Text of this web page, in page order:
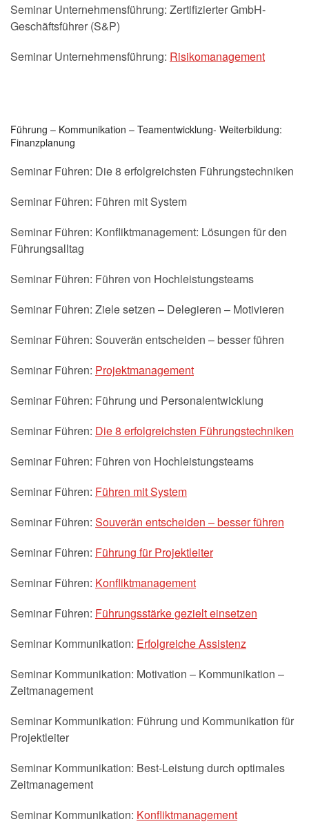
Seminar Unternehmensführung: Zertifizierter GmbH-
Geschäftsführer (S&P)
Seminar Unternehmensführung: Risikomanagement
Führung – Kommunikation – Teamentwicklung- Weiterbildung:
Finanzplanung
Seminar Führen: Die 8 erfolgreichsten Führungstechniken
Seminar Führen: Führen mit System
Seminar Führen: Konfliktmanagement: Lösungen für den
Führungsalltag
Seminar Führen: Führen von Hochleistungsteams
Seminar Führen: Ziele setzen – Delegieren – Motivieren
Seminar Führen: Souverän entscheiden – besser führen
Seminar Führen: Projektmanagement
Seminar Führen: Führung und Personalentwicklung
Seminar Führen: Die 8 erfolgreichsten Führungstechniken
Seminar Führen: Führen von Hochleistungsteams
Seminar Führen: Führen mit System
Seminar Führen: Souverän entscheiden – besser führen
Seminar Führen: Führung für Projektleiter
Seminar Führen: Konfliktmanagement
Seminar Führen: Führungsstärke gezielt einsetzen
Seminar Kommunikation: Erfolgreiche Assistenz
Seminar Kommunikation: Motivation – Kommunikation –
Zeitmanagement
Seminar Kommunikation: Führung und Kommunikation für
Projektleiter
Seminar Kommunikation: Best-Leistung durch optimales
Zeitmanagement
Seminar Kommunikation: Konfliktmanagement